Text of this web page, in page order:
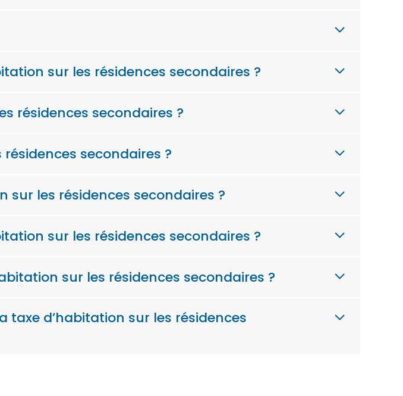
sur les résidences secondaires ?
résidences secondaires ?
secondaires ?
les résidences secondaires ?
sur les résidences secondaires ?
sur les résidences secondaires ?
d’habitation sur les résidences